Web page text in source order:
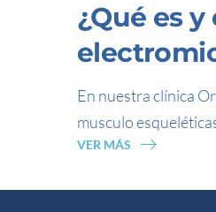
¿Qué es
En nuestra clínica
musculo
VER MÁS